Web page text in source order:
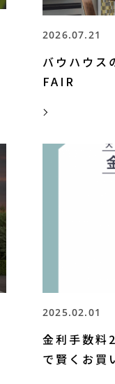
2026.07.21
バウハウス
FAIR
2025.02.01
金利手数料
で賢くお買